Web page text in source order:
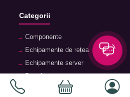
Categorii
Componente
Echipamente de rețea
Echipamente server
Living